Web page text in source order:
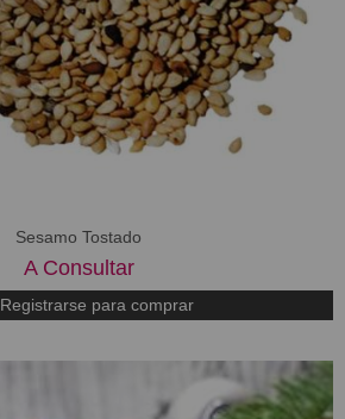
Sesamo Tostado
A Consultar
Registrarse para comprar